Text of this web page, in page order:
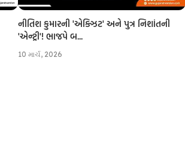
નીતિશ કુમારની 'એક્ઝિટ' અને પુત્ર નિશાંતની
'એન્ટ્રી'! ભાજપે બ...
10 માર્ચ, 2026